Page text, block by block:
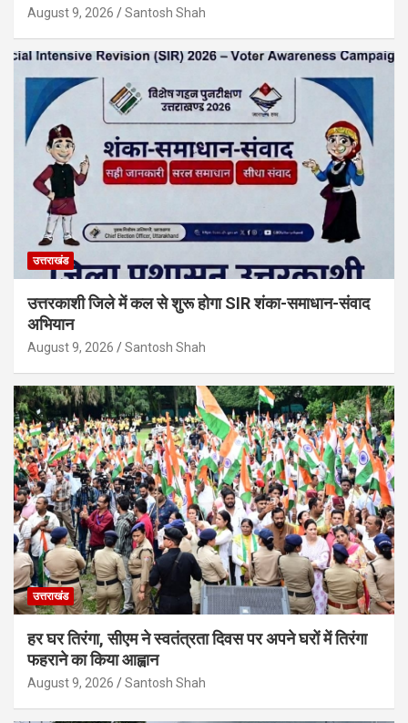
August 9, 2026 Santosh Shah
उत्तराखंड
उत्तरकाशी जिले में कल से शुरू होगा SIR शंका-समाधान-संवाद
अभियान
August 9, 2026 Santosh Shah
उत्तराखंड
हर घर तिरंगा, सीएम ने स्वतंत्रता दिवस पर अपने घरों में तिरंगा
फहराने का किया आह्वान
August 9, 2026 Santosh Shah